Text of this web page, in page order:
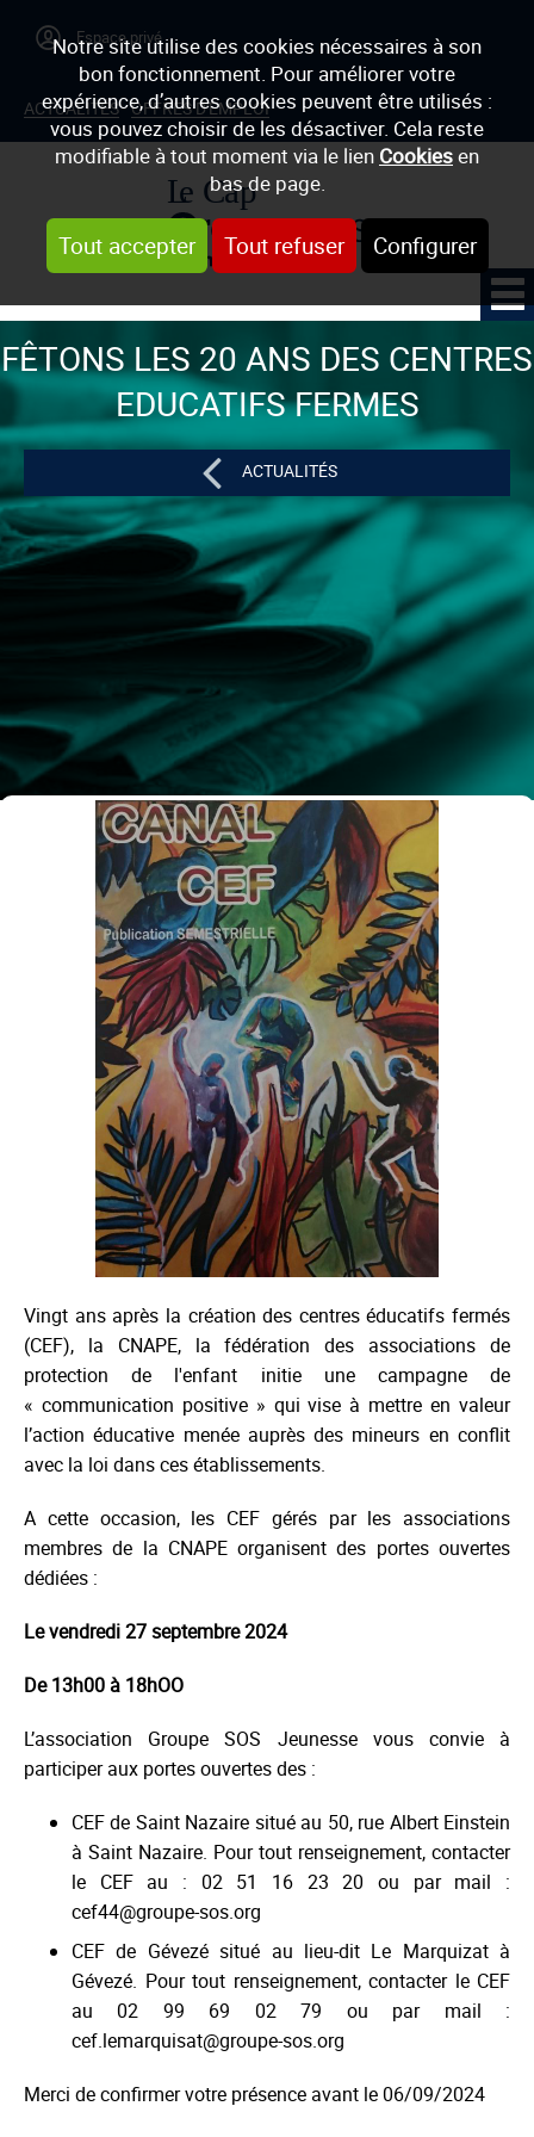
Notre site utilise des cookies nécessaires à son
bon fonctionnement. Pour améliorer votre
expérience, d’autres cookies peuvent être utilisés :
vous pouvez choisir de les désactiver. Cela reste
modifiable à tout moment via le lien Cookiesen
bas de page.
Tout accepter Tout refuser Configurer
ACTUALITÉS OFFRES D'EMPLOI
FÊTONS LES 20 ANS DES CENTRES
EDUCATIFS FERMES
ACTUALITÉS
Vingt ans après la création des centres éducatifs fermés
(CEF), la CNAPE, la fédération des associations de
protection de l'enfant initie une campagne de
« communication positive » qui vise à mettre en valeur
l’action éducative menée auprès des mineurs en conflit
avec la loi dans ces établissements.
A cette occasion, les CEF gérés par les associations
membres de la CNAPE organisent des portes ouvertes
dédiées :
Le vendredi 27 septembre 2024
De 13h00 à 18hOO
L’association Groupe SOS Jeunesse vous convie à
participer aux portes ouvertes des :
CEF de Saint Nazaire situé au 50, rue Albert Einstein
à Saint Nazaire. Pour tout renseignement, contacter
le CEF au : 02 51 16 23 20 ou par mail :
cef44@groupe-sos.org
CEF de Gévezé situé au lieu-dit Le Marquizat à
Gévezé. Pour tout renseignement, contacter le CEF
au 02 99 69 02 79 ou par mail :
cef.lemarquisat@groupe-sos.org
Merci de confirmer votre présence avant le 06/09/2024